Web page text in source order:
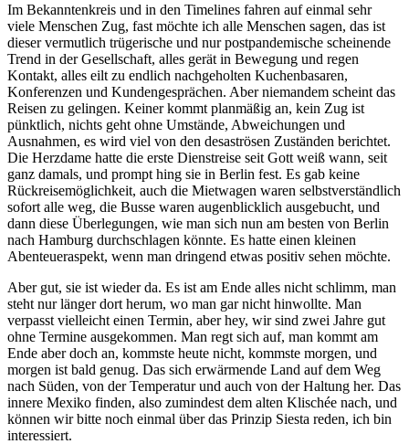
Im Bekanntenkreis und in den Timelines fahren auf einmal sehr
viele Menschen Zug, fast möchte ich alle Menschen sagen, das ist
dieser vermutlich trügerische und nur postpandemische scheinende
Trend in der Gesellschaft, alles gerät in Bewegung und regen
Kontakt, alles eilt zu endlich nachgeholten Kuchenbasaren,
Konferenzen und Kundengesprächen. Aber niemandem scheint das
Reisen zu gelingen. Keiner kommt planmäßig an, kein Zug ist
pünktlich, nichts geht ohne Umstände, Abweichungen und
Ausnahmen, es wird viel von den desaströsen Zuständen berichtet.
Die Herzdame hatte die erste Dienstreise seit Gott weiß wann, seit
ganz damals, und prompt hing sie in Berlin fest. Es gab keine
Rückreisemöglichkeit, auch die Mietwagen waren selbstverständlich
sofort alle weg, die Busse waren augenblicklich ausgebucht, und
dann diese Überlegungen, wie man sich nun am besten von Berlin
nach Hamburg durchschlagen könnte. Es hatte einen kleinen
Abenteueraspekt, wenn man dringend etwas positiv sehen möchte.
Aber gut, sie ist wieder da. Es ist am Ende alles nicht schlimm, man
steht nur länger dort herum, wo man gar nicht hinwollte. Man
verpasst vielleicht einen Termin, aber hey, wir sind zwei Jahre gut
ohne Termine ausgekommen. Man regt sich auf, man kommt am
Ende aber doch an, kommste heute nicht, kommste morgen, und
morgen ist bald genug. Das sich erwärmende Land auf dem Weg
nach Süden, von der Temperatur und auch von der Haltung her. Das
innere Mexiko finden, also zumindest dem alten Klischée nach, und
können wir bitte noch einmal über das Prinzip Siesta reden, ich bin
interessiert.